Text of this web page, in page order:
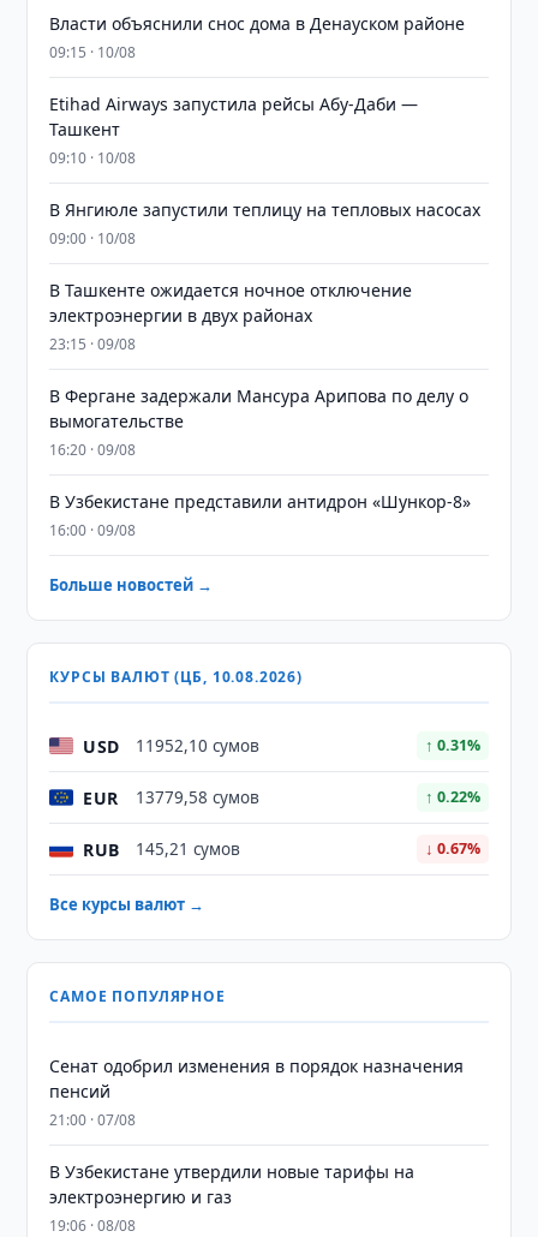
Власти объяснили снос дома в Денауском районе
09:15 · 10/08
Etihad Airways запустила рейсы Абу-Даби —
Ташкент
09:10 · 10/08
В Янгиюле запустили теплицу на тепловых насосах
09:00 · 10/08
В Ташкенте ожидается ночное отключение
электроэнергии в двух районах
23:15 · 09/08
В Фергане задержали Мансура Арипова по делу о
вымогательстве
16:20 · 09/08
В Узбекистане представили антидрон «Шункор-8»
16:00 · 09/08
Больше новостей →
КУРСЫ ВАЛЮТ (ЦБ, 10.08.2026)
USD 11952,10 сумов ↑ 0.31%
EUR 13779,58 сумов ↑ 0.22%
RUB 145,21 сумов ↓ 0.67%
Все курсы валют →
САМОЕ ПОПУЛЯРНОЕ
Сенат одобрил изменения в порядок назначения
пенсий
21:00 · 07/08
В Узбекистане утвердили новые тарифы на
электроэнергию и газ
19:06 · 08/08